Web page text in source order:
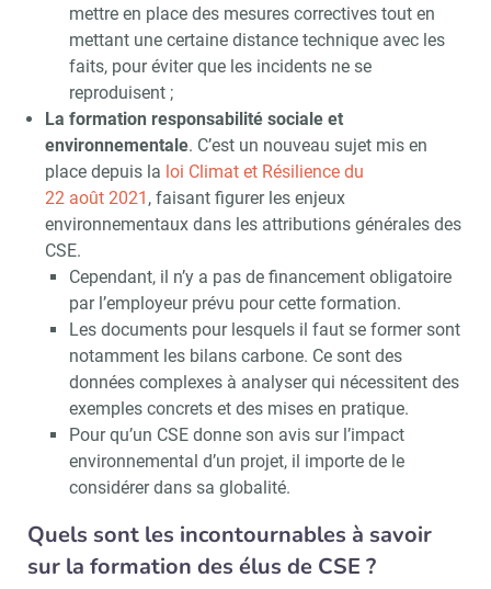
mettre en place des mesures correctives tout en
mettant une certaine distance technique avec les
faits, pour éviter que les incidents ne se
reproduisent ;
La formation responsabilité sociale et
environnementale. C’est un nouveau sujet mis en
place depuis la loi Climat et Résilience du
22 août 2021 , faisant figurer les enjeux
environnementaux dans les attributions générales des
CSE.
Cependant, il n’y a pas de financement obligatoire
par l’employeur prévu pour cette formation.
Les documents pour lesquels il faut se former sont
notamment les bilans carbone. Ce sont des
données complexes à analyser qui nécessitent des
exemples concrets et des mises en pratique.
Pour qu’un CSE donne son avis sur l’impact
environnemental d’un projet, il importe de le
considérer dans sa globalité.
Quels sont les incontournables à savoir
sur la formation des élus de CSE ?